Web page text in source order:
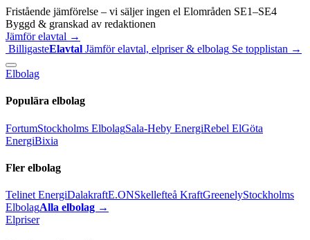
Fristående jämförelse – vi säljer ingen el Elområden SE1–SE4
Byggd & granskad av redaktionen
Jämför elavtal →
BilligasteElavtal Jämför elavtal, elpriser & elbolag Se topplistan →
Elbolag
Populära elbolag
FortumStockholms ElbolagSala-Heby EnergiRebel ElGöta
EnergiBixia
Fler elbolag
Telinet EnergiDalakraftE.ONSkellefteå KraftGreenelyStockholms
ElbolagAlla elbolag →
Elpriser